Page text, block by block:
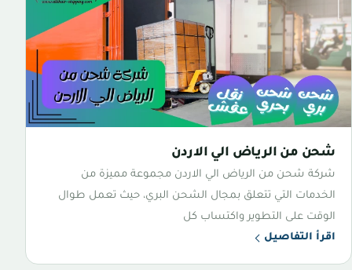
شحن من الرياض الي الاردن
شركة شحن من الرياض الي الاردن مجموعة مميزة من
الخدمات التي تتعلق بمجال الشحن البري، حيث تعمل طوال
الوقت على التطوير واكتساب كل
اقرأ التفاصيل